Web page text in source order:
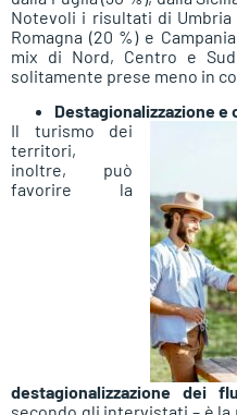
Notevoli i risultati di Umbria
Romagna (20 %) e
mix di Nord, Centro e
solitamente prese meno in
Destagionalizzazione e
Il turismo dei
territori,
inoltre, può
favorire la
destagionalizzazione dei